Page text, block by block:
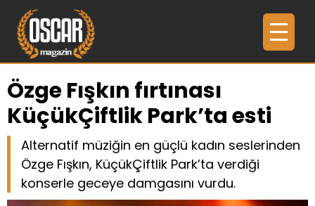
Özge Fışkın fırtınası
KüçükÇiftlik Park’ta esti
Alternatif müziğin en güçlü kadın seslerinden
Özge Fışkın, KüçükÇiftlik Park’ta verdiği
konserle geceye damgasını vurdu.